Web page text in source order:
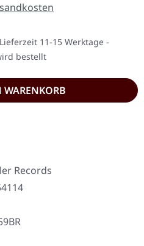
11-15 Werktage -
bestellt
Records